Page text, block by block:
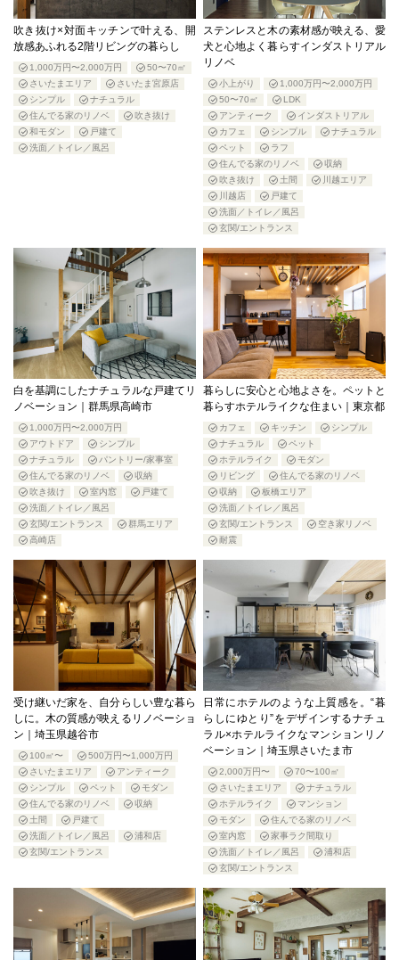
吹き抜け×対面キッチンで叶える、開
放感あふれる2階リビングの暮らし
1,000万円〜2,000万円
50〜70㎡
さいたまエリア
さいたま宮原店
シンプル
ナチュラル
住んでる家のリノベ
吹き抜け
和モダン
戸建て
洗面／トイレ／風呂
ステンレスと木の素材感が映える、愛
犬と心地よく暮らすインダストリアル
リノベ
小上がり
1,000万円〜2,000万円
50〜70㎡
LDK
アンティーク
インダストリアル
カフェ
シンプル
ナチュラル
ペット
ラフ
住んでる家のリノベ
収納
吹き抜け
土間
川越エリア
川越店
戸建て
洗面／トイレ／風呂
玄関/エントランス
白を基調にしたナチュラルな戸建てリ
ノベーション｜群馬県高崎市
1,000万円〜2,000万円
アウトドア
シンプル
ナチュラル
パントリー/家事室
住んでる家のリノベ
収納
吹き抜け
室内窓
戸建て
洗面／トイレ／風呂
玄関/エントランス
群馬エリア
高崎店
暮らしに安心と心地よさを。ペットと
暮らすホテルライクな住まい｜東京都
カフェ キッチン
シンプル
ナチュラル
ペット
ホテルライク
モダン
リビング
住んでる家のリノベ
収納
板橋エリア
洗面／トイレ／風呂
玄関/エントランス
空き家リノベ
耐震
受け継いだ家を、自分らしい豊な暮ら
しに。木の質感が映えるリノベーショ
ン｜埼玉県越谷市
100㎡〜
500万円〜1,000万円
さいたまエリア
アンティーク
シンプル
ペット
モダン
住んでる家のリノベ
収納
土間
戸建て
洗面／トイレ／風呂
浦和店
玄関/エントランス
日常にホテルのような上質感を。“暮
らしにゆとり”をデザインするナチュ
ラル×ホテルライクなマンションリノ
ベーション｜埼玉県さいたま市
2,000万円〜
70〜100㎡
さいたまエリア
ナチュラル
ホテルライク
マンション
モダン
住んでる家のリノベ
室内窓
家事ラク間取り
洗面／トイレ／風呂
浦和店
玄関/エントランス